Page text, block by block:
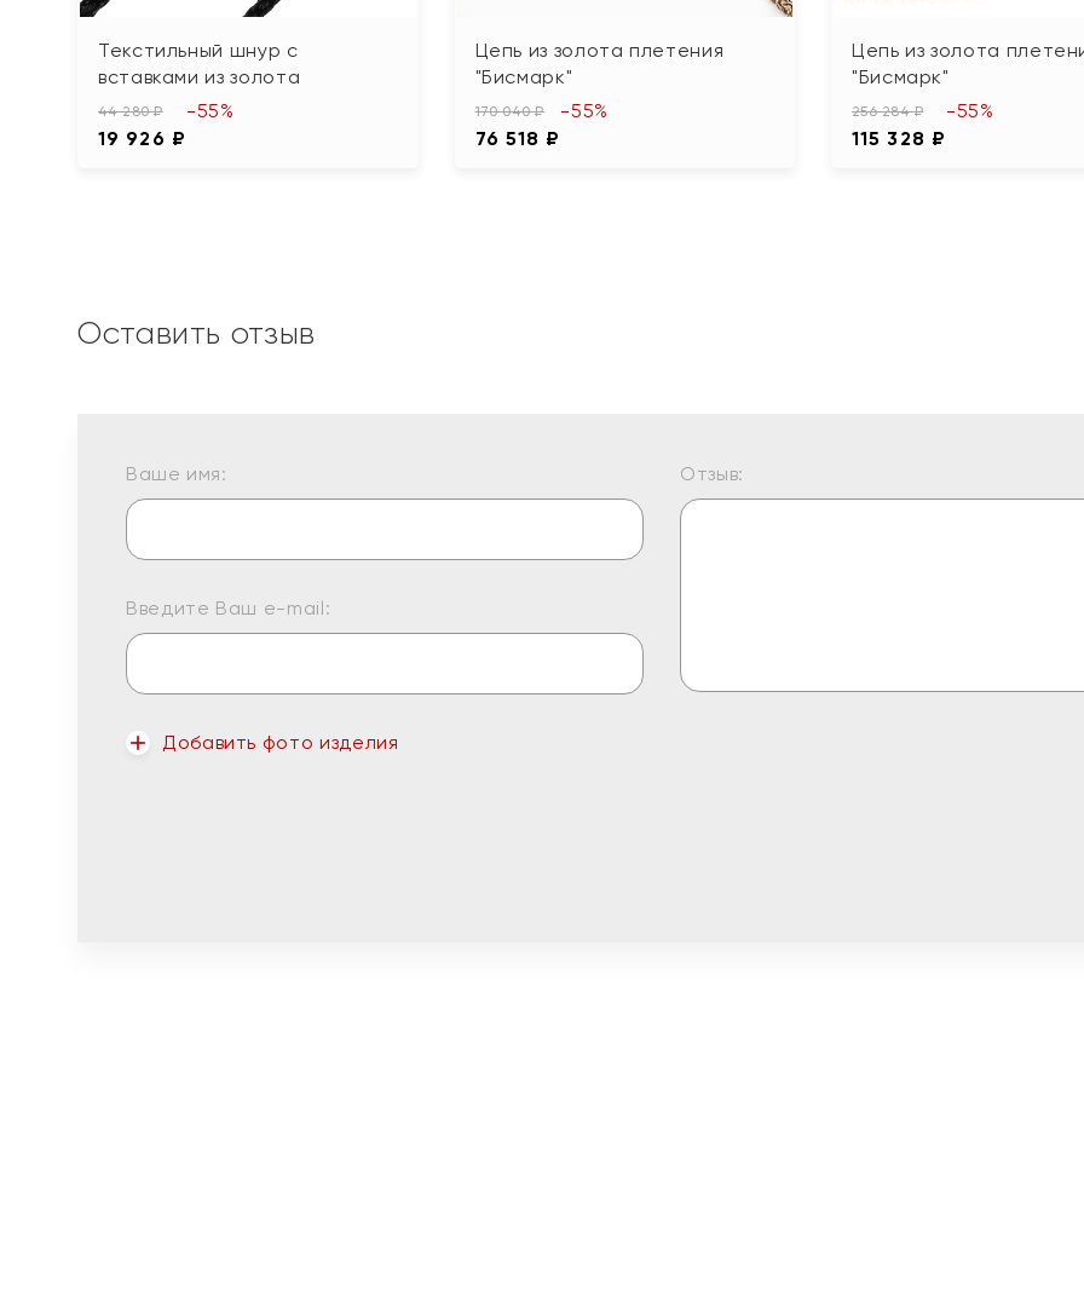
Текстильный шнур с
вставками из золота
44 280 ₽
19 926 ₽
-55%
Цепь из золота плетения
"Бисмарк"
170 040 ₽
76 518 ₽
-55%
Цепь из золота
"Бисмарк"
256 284 ₽
115 328 ₽
-55%
Оставить отзыв
Ваше имя:
Введите Ваш e-mail:
Добавить фото изделия
Отзыв: